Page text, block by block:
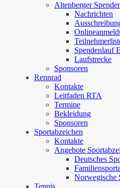
Altenberger
Nachrichten
Spendenlauf
Laufstrecke
Sponsoren
Rennrad
Kontakte
Leitfaden RTA
Termine
Bekleidung
Sponsoren
Sportabzeichen
Kontakte
Angebote
Deutsches
Norwegische
Tennis